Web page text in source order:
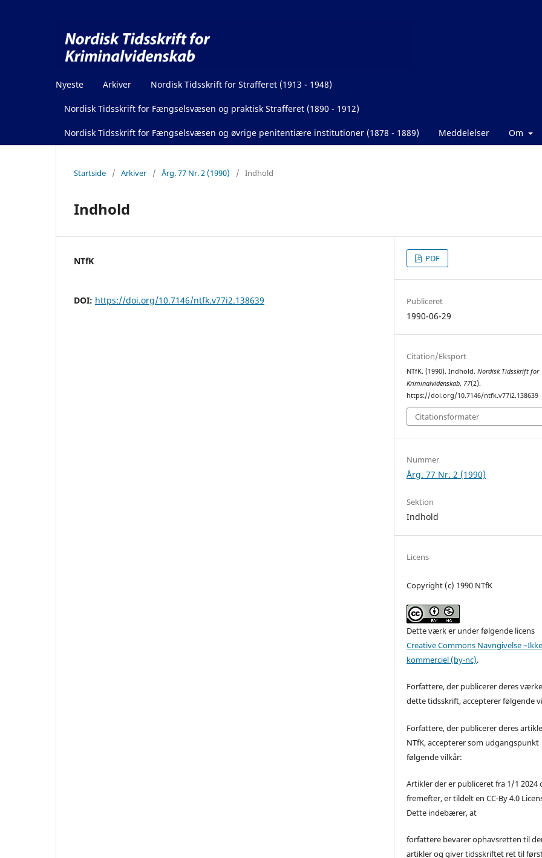
Nyeste Arkiver Nordisk Tidsskrift for Strafferet (1913 - 1948)
Nordisk Tidsskrift for Fængselsvæsen og praktisk Strafferet (1890 - 1912)
Nordisk Tidsskrift for Fængselsvæsen og øvrige penitentiære institutioner (1878 - 1889) Meddelelser Om
Startside / Arkiver / Årg. 77 Nr. 2 (1990) / Indhold
Indhold
NTfK
DOI: https://doi.org/10.7146/ntfk.v77i2.138639
PDF
Publiceret
1990-06-29
Citation/Eksport
NTfK. (1990). Indhold.Nordisk Tidsskrift for
Kriminalvidenskab, 77(2).
https://doi.org/10.7146/ntfk.v77i2.138639
Citationsformater
Nummer
Årg. 77 Nr. 2 (1990)
Sektion
Indhold
Licens
Copyright (c) 1990 NTfK
Dette værk er under følgende licens
Creative Commons Navngivelse
kommerciel (by-nc).
Forfattere, der publicerer deres
dette tidsskrift, accepterer følgende
Forfattere, der publicerer deres
NTfK, accepterer som udgangspunkt
følgende vilkår:
Artikler der er publiceret fra 1/1 2024
fremefter, er tildelt en CC-By 4.0
Dette indebærer, at
forfattere bevarer ophavsretten til
artikler og giver tidsskriftet ret til